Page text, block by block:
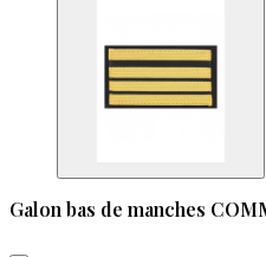
Galon bas de manches